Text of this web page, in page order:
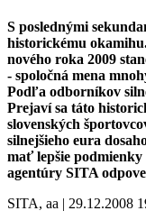
S poslednými
historickému
nového roka 2009
- spoločná mena
Podľa odborníkov
Prejaví sa táto
slovenských
silnejšieho eura
mať lepšie
agentúry SITA
SITA, aa | 29.12.2008